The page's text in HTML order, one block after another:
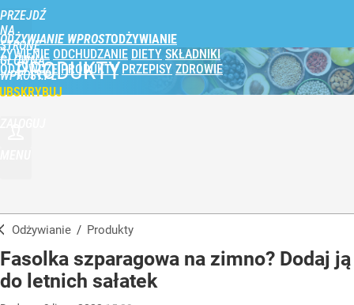
PRZEJDŹ
NA
STRONĘ
GŁÓWNĄ
WPROST.PL
ODŻYWIANIE WPROST
ŻYWIENIE ODCHUDZANIE DIETY SKŁADNIKI
ODŻYWCZE PRODUKTY PRZEPISY ZDROWIE
PRODUKTY
Odżywianie / Produkty
Fasolka szparagowa na zimno? Dodaj ją
do letnich sałatek